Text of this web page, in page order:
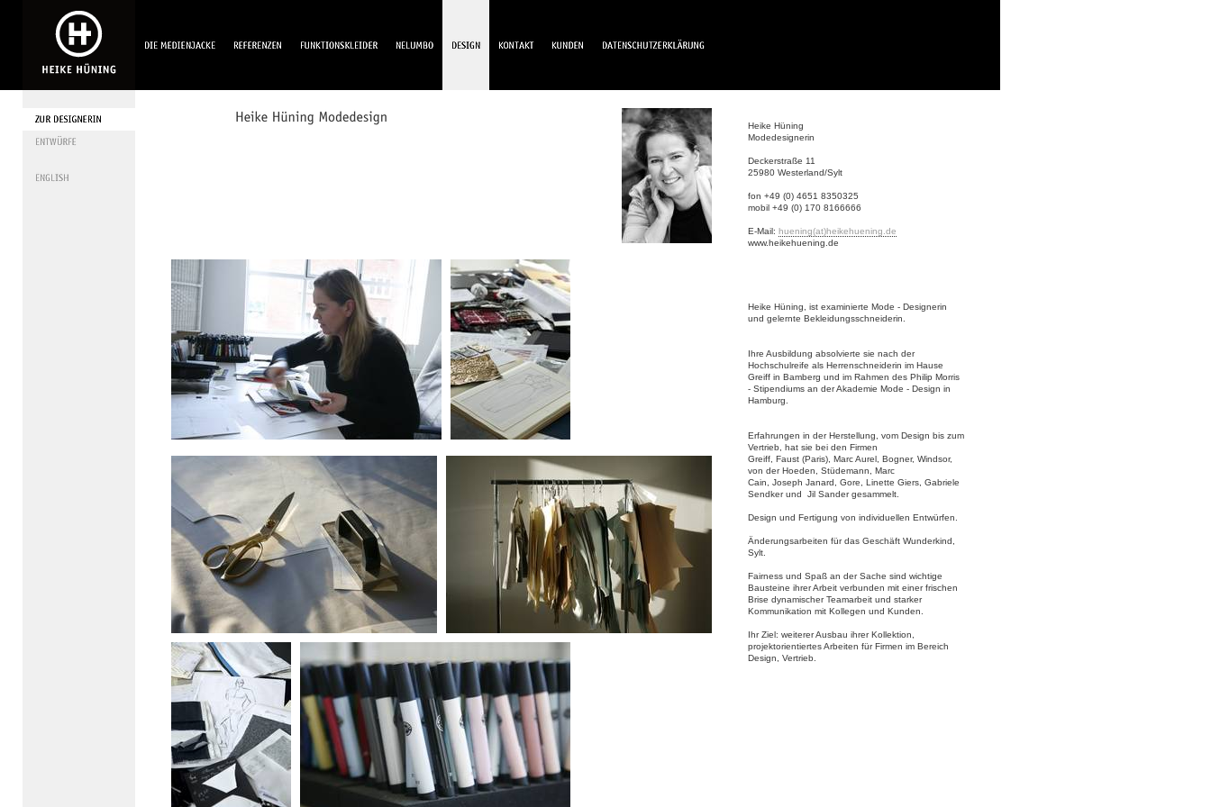
Heike Hüning
Modedesignerin
Deckerstraße 11
25980 Westerland/Sylt
fon +49 (0) 4651 8350325
mobil +49 (0) 170 8166666
E-Mail: huening(at)heikehuening.de
www.heikehuening.de
Heike Hüning, ist examinierte Mode - Designerin
und gelernte Bekleidungsschneiderin.
Ihre Ausbildung absolvierte sie nach der
Hochschulreife als Herrenschneiderin im Hause
Greiff in Bamberg und im Rahmen des Philip Morris
- Stipendiums an der Akademie Mode - Design in
Hamburg.
Erfahrungen in der Herstellung, vom Design bis zum
Vertrieb, hat sie bei den Firmen
Greiff, Faust (Paris), Marc Aurel, Bogner, Windsor,
von der Hoeden, Stüdemann, Marc
Cain, Joseph Janard, Gore, Linette Giers, Gabriele
Sendker und Jil Sander gesammelt.
Design und Fertigung von individuellen Entwürfen.
Änderungsarbeiten für das Geschäft Wunderkind,
Sylt.
Fairness und Spaß an der Sache sind wichtige
Bausteine ihrer Arbeit verbunden mit einer frischen
Brise dynamischer Teamarbeit und starker
Kommunikation mit Kollegen und Kunden.
Ihr Ziel: weiterer Ausbau ihrer Kollektion,
projektorientiertes Arbeiten für Firmen im Bereich
Design, Vertrieb.